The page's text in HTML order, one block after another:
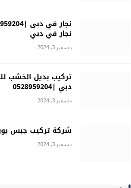
نجار في دبي
ديسمبر 3, 2024
تركيب بديل الخشب
دبي |0528959204
ديسمبر 3, 2024
شركة تركيب جبس
ديسمبر 3, 2024